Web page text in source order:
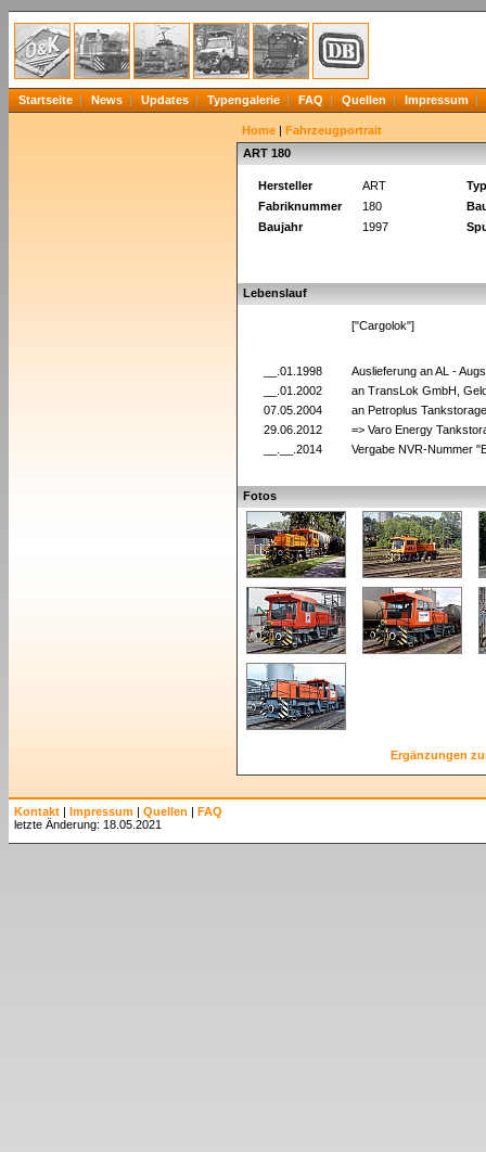
Startseite News Updates Typengalerie FAQ Quellen Impressum
Home | Fahrzeugportrait
ART 180
Hersteller ART
Typ
Fabriknummer
180
Baujahr
1997
Lebenslauf
["Cargolok"]
__.01.1998
Auslieferung an AL -
__.01.2002
an TransLok GmbH,
07.05.2004
an Petroplus
29.06.2012
=> Varo Energy
__.__.2014
Vergabe NVR-Nummer
Fotos
Ergänzungen
Kontakt | Impressum | Quellen | FAQ
letzte Änderung: 18.05.2021